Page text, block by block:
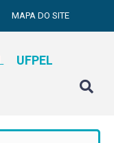
MAPA DO SITE
UFPEL